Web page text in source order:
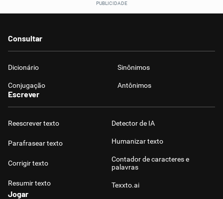
Consultar
Dicionário Sinônimos
Conjugação Antônimos
Escrever
Reescrever texto
Parafrasear texto
Corrigir texto
Resumir texto
Detector de IA
Humanizar texto
Contador de caracteres e
palavras
Texxto.ai
Jogar